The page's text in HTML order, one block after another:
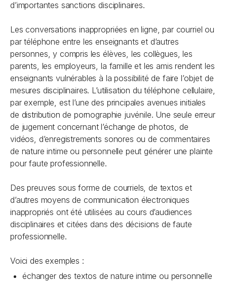
d’importantes sanctions disciplinaires.
Les conversations inappropriées en ligne, par courriel ou
par téléphone entre les enseignants et d’autres
personnes, y compris les élèves, les collègues, les
parents, les employeurs, la famille et les amis rendent les
enseignants vulnérables à la possibilité de faire l’objet de
mesures disciplinaires. L’utilisation du téléphone cellulaire,
par exemple, est l’une des principales avenues initiales
de distribution de pornographie juvénile. Une seule erreur
de jugement concernant l’échange de photos, de
vidéos, d’enregistrements sonores ou de commentaires
de nature intime ou personnelle peut générer une plainte
pour faute professionnelle.
Des preuves sous forme de courriels, de textos et
d’autres moyens de communication électroniques
inappropriés ont été utilisées au cours d’audiences
disciplinaires et citées dans des décisions de faute
professionnelle.
Voici des exemples :
échanger des textos de nature intime ou personnelle